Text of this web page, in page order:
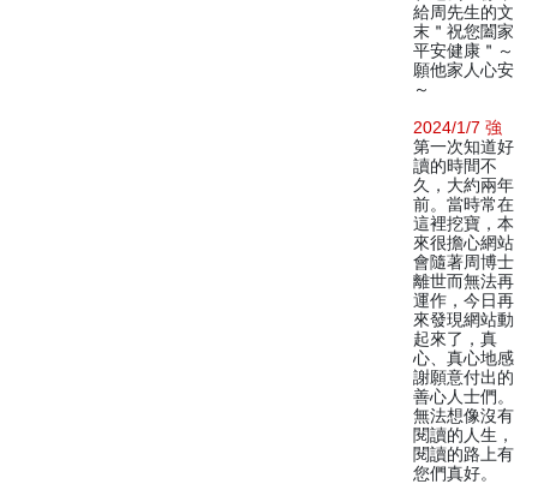
給周先生的文
末＂祝您闔家
平安健康＂～
願他家人心安
～
2024/1/7 強
第一次知道好
讀的時間不
久，大約兩年
前。當時常在
這裡挖寶，本
來很擔心網站
會隨著周博士
離世而無法再
運作，今日再
來發現網站動
起來了，真
心、真心地感
謝願意付出的
善心人士們。
無法想像沒有
閱讀的人生，
閱讀的路上有
您們真好。